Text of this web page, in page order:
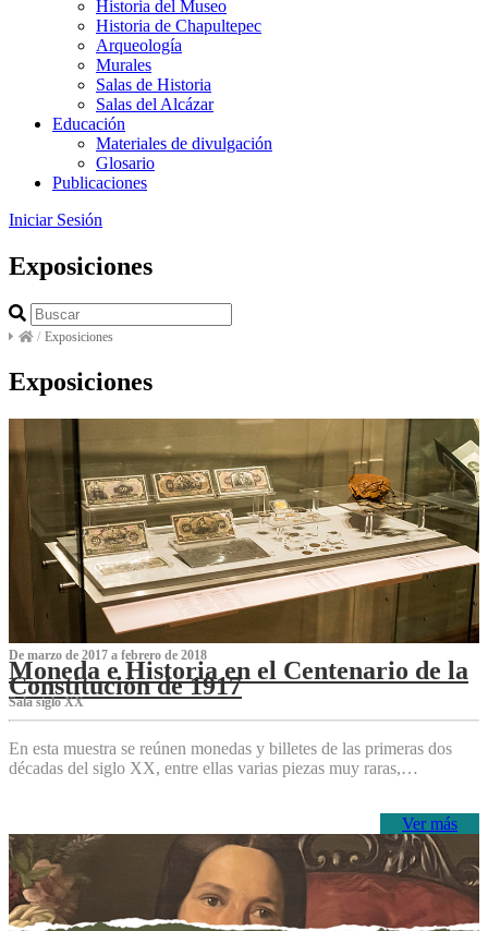
Historia del Museo
Historia de Chapultepec
Arqueología
Murales
Salas de Historia
Salas del Alcázar
Educación
Materiales de divulgación
Glosario
Publicaciones
Iniciar Sesión
Exposiciones
/ Exposiciones
Exposiciones
De marzo de 2017 a febrero de 2018
Moneda e Historia en el Centenario de la
Constitución de 1917
Sala siglo XX
En esta muestra se reúnen monedas y billetes de las primeras dos
décadas del siglo XX, entre ellas varias piezas muy raras,…
Ver más